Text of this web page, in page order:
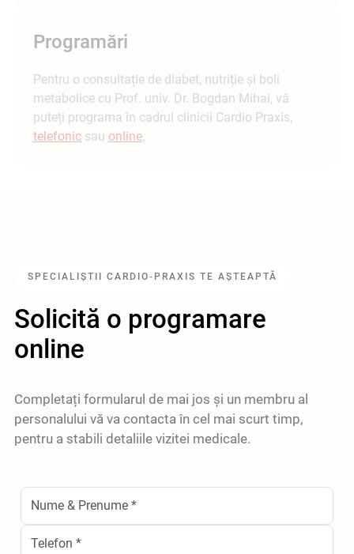
Programări
Pentru o consultație de diabet, nutriție și boli
metabolice cu Prof. univ. Dr. Bogdan Mihai, vă
puteți programa în cadrul clinicii Cardio Praxis,
telefonicsau online.
SPECIALIȘTII CARDIO-PRAXIS TE AȘTEAPTĂ
Solicită o programare
online
Completați formularul de mai jos și un membru al
personalului vă va contacta în cel mai scurt timp,
pentru a stabili detaliile vizitei medicale.